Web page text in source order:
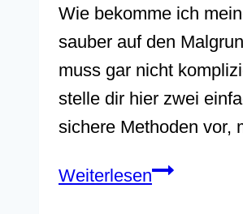
Wie bekomme ich
sauber auf den
muss gar nicht
stelle dir hier zwei
sichere Methoden vor,
WeiterlesenMotive